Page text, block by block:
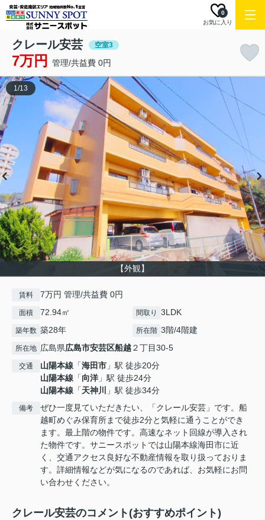
お気に入り
0
クレール安芸 空室3
7万円 管理/共益費 0円
【外観】
1/13
賃料 7万円 管理/共益費 0円
面積 72.94㎡ 間取り 3LDK
築年数 築28年 所在階 3階/4階建
所在地 広島県広島市安芸区船越２丁目30-5
交通 山陽本線 「海田市 」駅 徒歩20分
山陽本線 「向洋 」駅 徒歩24分
山陽本線 「天神川 」駅 徒歩34分
備考
ぜひ一度見ていただきたい、「クレール安芸」です。船
越町めぐみ保育所まで徒歩2分と気軽に通うことができ
ます。最上階の物件です。高速なネット回線が導入され
た物件です。サニースポットでは山陽本線海田市に近
く、交通アクセス良好な不動産情報を取り扱っておりま
す。詳細情報などが気になるのであれば、お気軽にお問
い合わせください。
クレール安芸のコメント(おすすめポイント)